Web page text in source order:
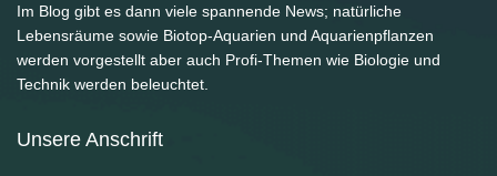
Im Blog gibt es dann viele spannende News; natürliche
Lebensräume sowie Biotop-Aquarien und Aquarienpflanzen
werden vorgestellt aber auch Profi-Themen wie Biologie und
Technik werden beleuchtet.
Unsere Anschrift